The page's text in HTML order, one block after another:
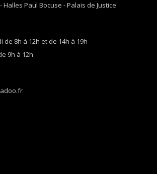
Halles Paul Bocuse - Palais de Justice
8h à 12h et de 14h à 19h
9h à 12h